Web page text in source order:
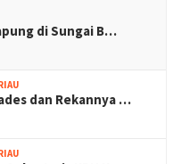
di Sungai B…
dan Rekannya …